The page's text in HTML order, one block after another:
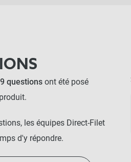
questions ont été posé
les équipes Direct-Filet
d'y répondre.